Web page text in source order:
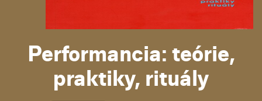
Performancia: teórie,
praktiky, rituály